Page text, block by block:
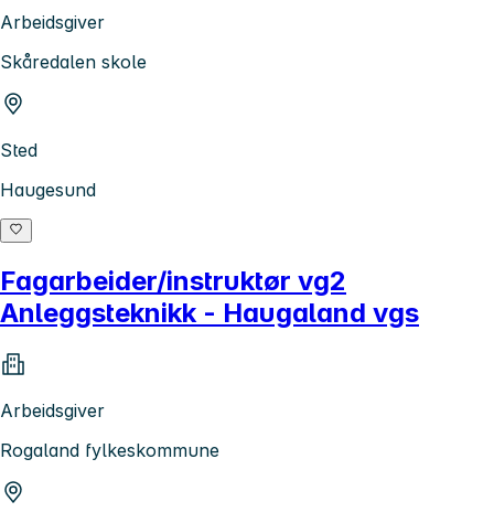
Arbeidsgiver
Skåredalen skole
Sted
Haugesund
Fagarbeider/instruktør vg2
Anleggsteknikk - Haugaland vgs
Arbeidsgiver
Rogaland fylkeskommune